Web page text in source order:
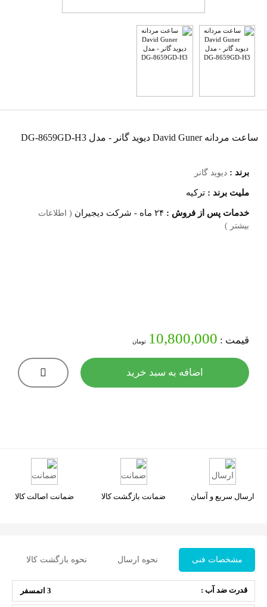
ساعت مردانه David Guner دیوید گانر - مدل DG-8659GD-H3
برند : دیوید گانر
ملیت برند : ترکیه
خدمات پس از فروش : ۲۴ ماه - شرکت دیجیران ( اطلاعات
بیشتر )
قیمت : 10,800,000 تومان
اضافه به سبد خرید
ارسال سریع و آسان ضمانت بازگشت کالا ضمانت اصالت کالا
مشخصات فنی نحوه ارسال نحوه بازگشت کالا
قدرت ضد آب : 3 اتمسفر